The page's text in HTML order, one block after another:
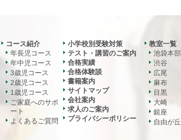
コース紹介
年長児コース
年中児コース
3歳児コース
2歳児コース
1歳児コース
ご家庭へのサポ
ート
よくあるご質問
小学校別受験対策
テスト・講習のご案内
合格実績
合格体験談
書籍案内
サイトマップ
会社案内
求人のご案内
プライバシーポリシー
教室一覧
池袋本部
渋谷
広尾
麻布
目黒
大崎
銀座
自由が丘